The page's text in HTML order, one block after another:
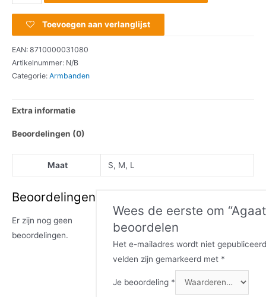
Toevoegen aan verlanglijst
EAN: 8710000031080
Artikelnummer: N/B
Categorie: Armbanden
Extra informatie
Beoordelingen (0)
Maat S, M, L
Beoordelingen
Er zijn nog geen
beoordelingen.
Wees de eerste om
beoordelen
Het e-mailadres wordt niet
velden zijn gemarkeerd met *
Je beoordeling *